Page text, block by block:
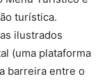
turística.
ilustrados
(uma plataforma
barreira entre o